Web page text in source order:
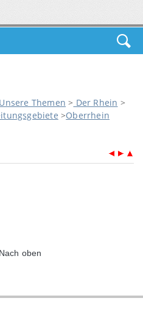
Unsere Themen > Der Rhein >
>Oberrhein
Nach oben